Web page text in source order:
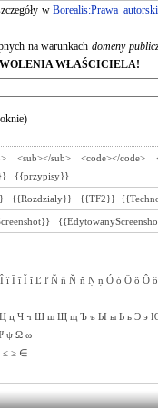
w
na warunkachdomeny
WŁAŚCICIELA!
<sub></sub> <code></code>
{{przypisy}}
{{Rozdzialy}} {{TF2}}
Î î Ī ī Ĭ ĭ Ľ ľ Ñ ñ Ň ň Ṇ ṇ Ó ó Ö ö Ô ô
Ц ц Ч ч Ш ш Щ щ Ъ ъ Ы ы Ь ь Э э
ψ Ω ω
≤ ≥ ∈